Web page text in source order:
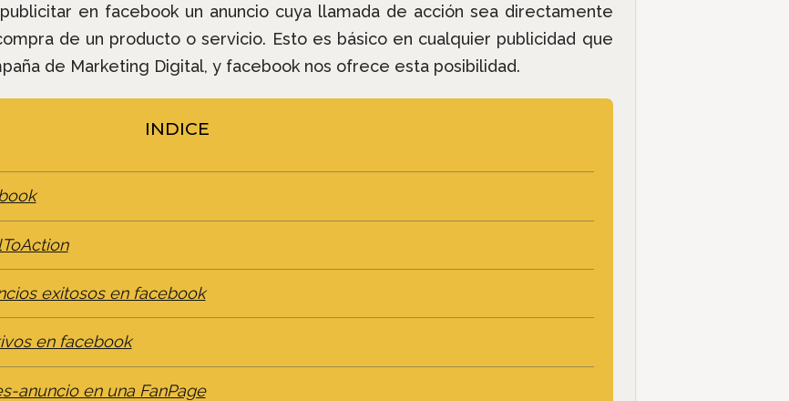
en facebook un anuncio cuya llamada de acción sea directamente
de un producto o servicio. Esto es básico en cualquier publicidad que
de Marketing Digital, y facebook nos ofrece esta posibilidad.
INDICE
exitosos en facebook
en facebook
anuncio en una FanPage